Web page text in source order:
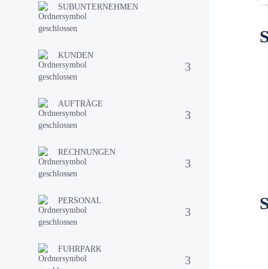
SUBUNTERNEHMEN
KUNDEN
AUFTRÄGE
RECHNUNGEN
PERSONAL
FUHRPARK